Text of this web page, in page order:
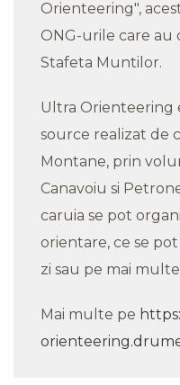
Orienteering",
ONG-urile care au
Stafeta Muntilor.
Ultra Orienteering
source realizat de
Montane, prin
Canavoiu si
caruia se pot
orientare, ce se
zi sau pe mai
Mai multe pe